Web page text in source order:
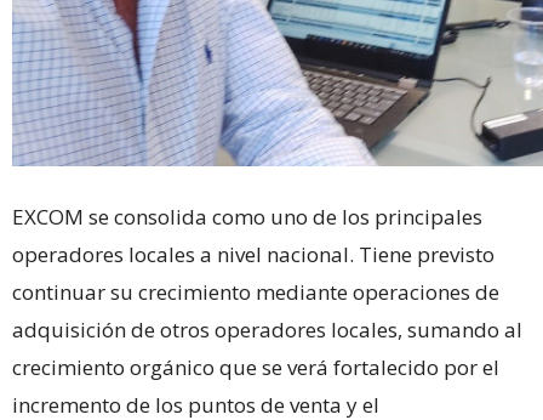
EXCOM se consolida como uno de los principales
operadores locales a nivel nacional. Tiene previsto
continuar su crecimiento mediante operaciones de
adquisición de otros operadores locales, sumando al
crecimiento orgánico que se verá fortalecido por el
incremento de los puntos de venta y el